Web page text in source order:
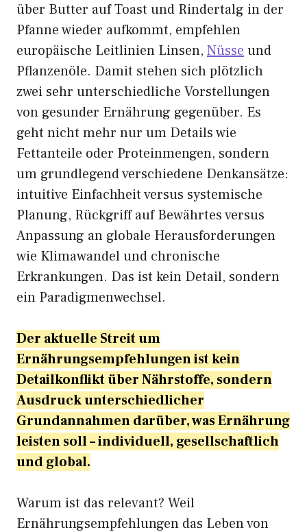
über Butter auf Toast und Rindertalg in der
Pfanne wieder aufkommt, empfehlen
europäische Leitlinien Linsen, Nüsse und
Pflanzenöle. Damit stehen sich plötzlich
zwei sehr unterschiedliche Vorstellungen
von gesunder Ernährung gegenüber. Es
geht nicht mehr nur um Details wie
Fettanteile oder Proteinmengen, sondern
um grundlegend verschiedene Denkansätze:
intuitive Einfachheit versus systemische
Planung, Rückgriff auf Bewährtes versus
Anpassung an globale Herausforderungen
wie Klimawandel und chronische
Erkrankungen. Das ist kein Detail, sondern
ein Paradigmenwechsel.
Der aktuelle Streit um
Ernährungsempfehlungen ist kein
Detailkonflikt über Nährstoffe, sondern
Ausdruck unterschiedlicher
Grundannahmen darüber, was Ernährung
leisten soll – individuell, gesellschaftlich
und global.
Warum ist das relevant? Weil
Ernährungsempfehlungen das Leben von